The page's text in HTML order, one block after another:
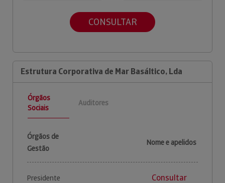
CONSULTAR
Estrutura Corporativa de Mar Basáltico, Lda
Órgãos
Sociais
Auditores
Órgãos de
Gestão
Nome e apelidos
Presidente Consultar